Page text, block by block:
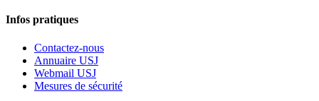
Infos pratiques
Contactez-nous
Annuaire USJ
Webmail USJ
Mesures de sécurité